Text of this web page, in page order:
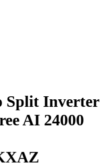
Split Inverter
AI 24000